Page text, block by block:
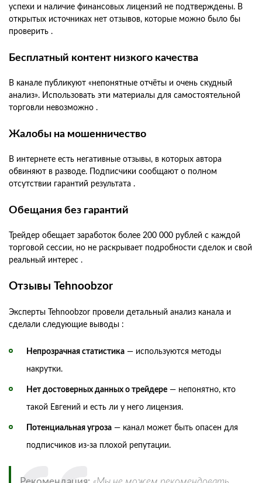
успехи и наличие финансовых лицензий не подтверждены. В
открытых источниках нет отзывов, которые можно было бы
проверить .
Бесплатный контент низкого качества
В канале публикуют «непонятные отчёты и очень скудный
анализ». Использовать эти материалы для самостоятельной
торговли невозможно .
Жалобы на мошенничество
В интернете есть негативные отзывы, в которых автора
обвиняют в разводе. Подписчики сообщают о полном
отсутствии гарантий результата .
Обещания без гарантий
Трейдер обещает заработок более 200 000 рублей с каждой
торговой сессии, но не раскрывает подробности сделок и свой
реальный интерес .
Отзывы Tehnoobzor
Эксперты Tehnoobzor провели детальный анализ канала и
сделали следующие выводы :
Непрозрачная статистика — используются методы
накрутки.
Нет достоверных данных о трейдере — непонятно, кто
такой Евгений и есть ли у него лицензия.
Потенциальная угроза — канал может быть опасен для
подписчиков из-за плохой репутации.